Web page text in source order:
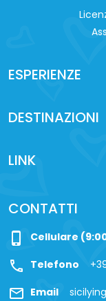
ESPERIENZE
DESTINAZIONI
LINK
CONTATTI
phone_iphone Cellulare
call Telefono
mail Email